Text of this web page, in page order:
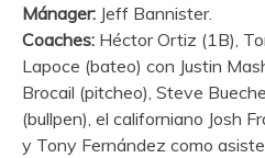
Mánager: Jeff Bannister.
Coaches: Héctor Ortiz (1B),
Lapoce (bateo) con Justin
Brocail (pitcheo), Steve
(bullpen), el californiano Josh
y Tony Fernández como